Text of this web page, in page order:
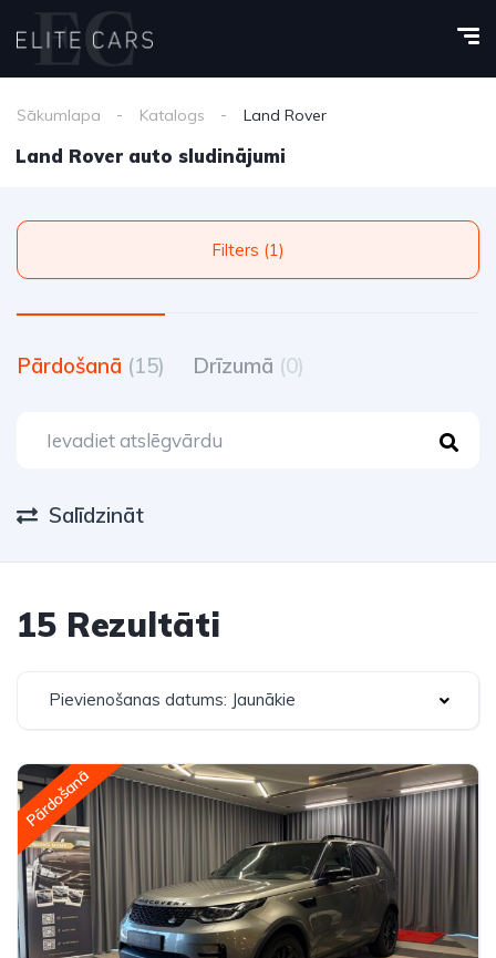
Sākumlapa Katalogs Land Rover
Land Rover auto sludinājumi
Filters (1)
Pārdošanā (15) Drīzumā (0)
Salīdzināt
15 Rezultāti
Pievienošanas datums: Jaunākie
Pārdošanā